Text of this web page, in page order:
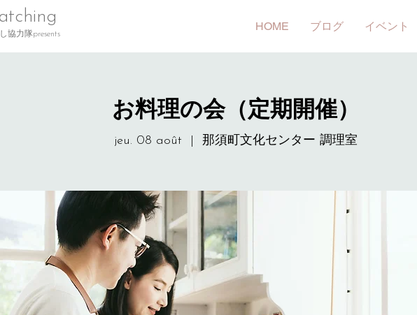
協力隊presents
HOME ブログ イベント
お料理の会（定期開催）
jeu. 08 août 那須町文化センター 調理室